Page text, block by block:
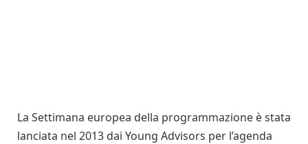
La Settimana europea della programmazione è stata
lanciata nel 2013 dai Young Advisors per l’agenda